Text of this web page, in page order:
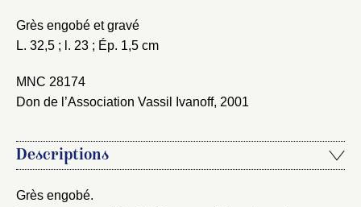
Grès engobé et gravé
L. 32,5 ; l. 23 ; Ép. 1,5 cm
MNC 28174
Don de l’Association Vassil Ivanoff, 2001
Descriptions
Grès engobé.
Nouveau dossier
Courriel
Mot de passe